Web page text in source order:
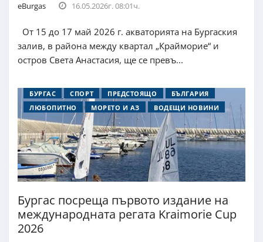
eBurgas 16.05.2026г. 08:01ч.
От 15 до 17 май 2026 г. акваторията на Бургаския
залив, в района между квартал „Крайморие“ и
остров Света Анастасия, ще се превъ...
БУРГАС СПОРТ ПРЕДСТОЯЩО
БЪЛГАРИЯ
ЛЮБОПИТНО
МОРЕТО И АЗ ВОДЕЩИ НОВИНИ
Бургас посреща първото издание на
международната регата Kraimorie Cup
2026